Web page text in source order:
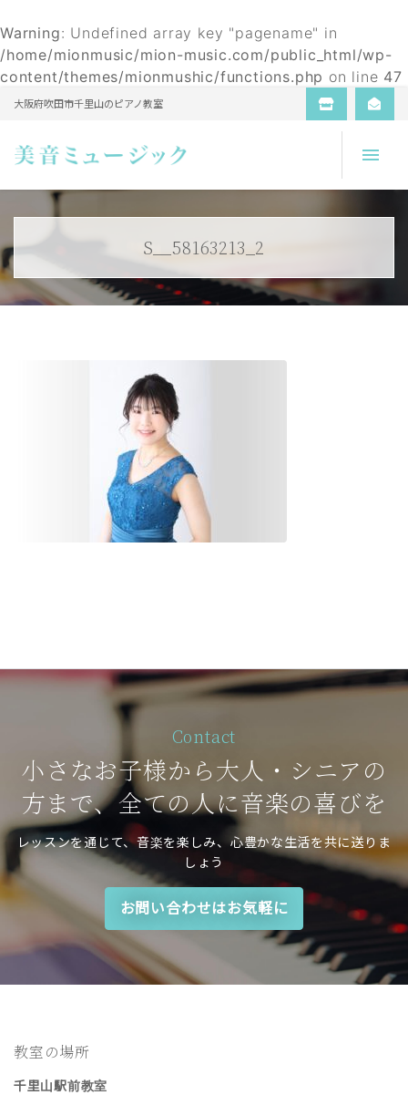
Warning: Undefined array key "pagename" in
/home/mionmusic/mion-music.com/public_html/wp-
content/themes/mionmushic/functions.php on line 47
大阪府吹田市千里山のピアノ教室
S__58163213_2
Contact
小さなお子様から大人・シニアの
方まで、全ての人に音楽の喜びを
レッスンを通じて、音楽を楽しみ、心豊かな生活を共に送りま
しょう
お問い合わせはお気軽に
教室の場所
千里山駅前教室